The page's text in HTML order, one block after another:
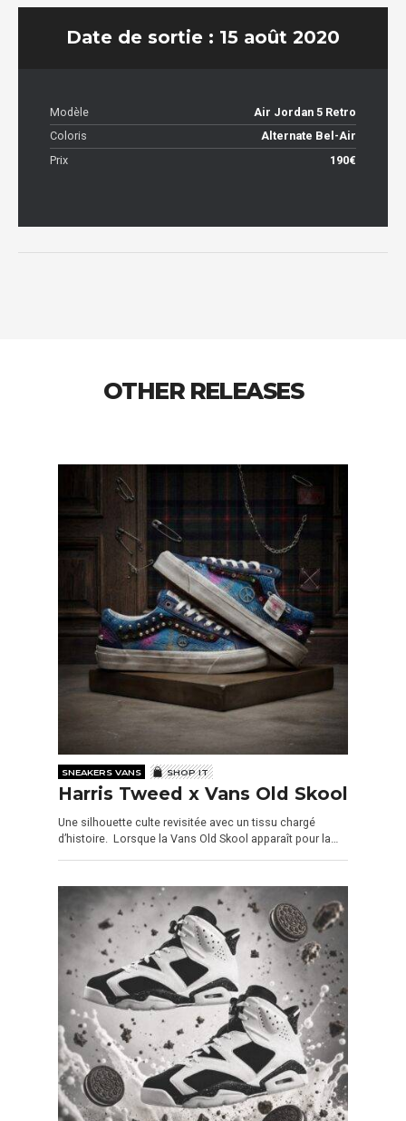
Date de sortie : 15 août 2020
Modèle
Air Jordan 5 Retro
Coloris
Alternate Bel-Air
Prix
190€
OTHER RELEASES
SNEAKERS VANS SHOP IT
Harris Tweed x Vans Old Skool
Une silhouette culte revisitée avec un tissu chargé
d’histoire. Lorsque la Vans Old Skool apparaît pour la…